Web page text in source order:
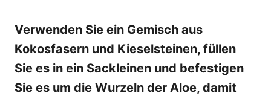
Verwenden Sie ein Gemisch aus
Kokosfasern und Kieselsteinen, füllen
Sie es in ein Sackleinen und befestigen
Sie es um die Wurzeln der Aloe, damit